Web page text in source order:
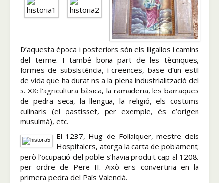
D’aquesta època i posteriors són els lligallos i camins
del terme. I també bona part de les tècniques,
formes de subsistència, i creences, base d’un estil
de vida que ha durat fins a la plena industrialització del
s. XX: l’agricultura bàsica, la ramaderia, les barraques
de pedra seca, la llengua, la religió, els costums
culinaris (el pastisset, per exemple, és d’origen
musulmà), etc.
El 1237, Hug de Follalquer, mestre dels
Hospitalers, atorga la carta de poblament;
però l’ocupació del poble s’havia produït cap al 1208,
per ordre de Pere II. Això ens convertiria en la
primera pedra del País Valencià.